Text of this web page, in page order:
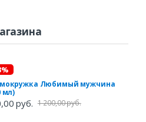
Любимый мужчина
мл)
руб. 1 200,00 руб.